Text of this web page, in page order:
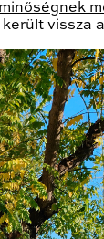
vissza